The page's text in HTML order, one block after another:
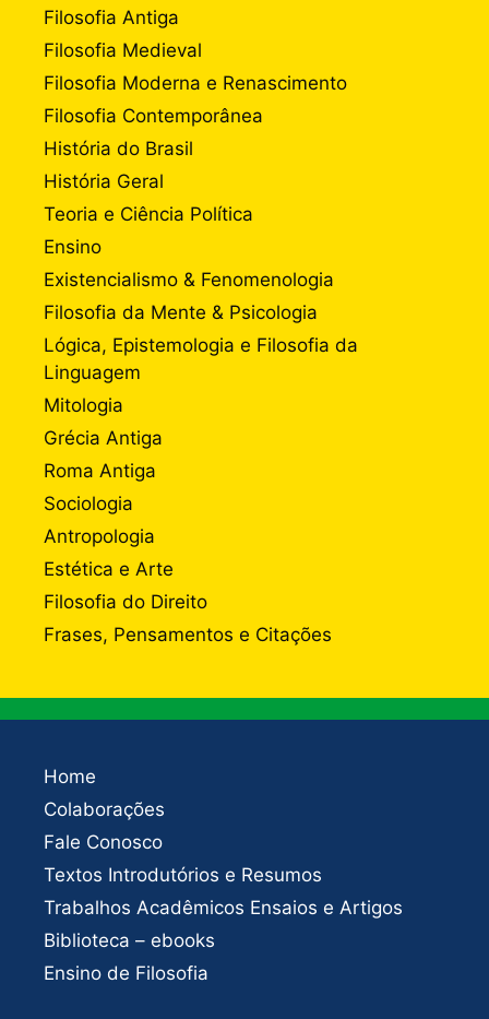
Filosofia Antiga
Filosofia Medieval
Filosofia Moderna e Renascimento
Filosofia Contemporânea
História do Brasil
História Geral
Teoria e Ciência Política
Ensino
Existencialismo & Fenomenologia
Filosofia da Mente & Psicologia
Lógica, Epistemologia e Filosofia da
Linguagem
Mitologia
Grécia Antiga
Roma Antiga
Sociologia
Antropologia
Estética e Arte
Filosofia do Direito
Frases, Pensamentos e Citações
Home
Colaborações
Fale Conosco
Textos Introdutórios e Resumos
Trabalhos Acadêmicos Ensaios e Artigos
Biblioteca – ebooks
Ensino de Filosofia